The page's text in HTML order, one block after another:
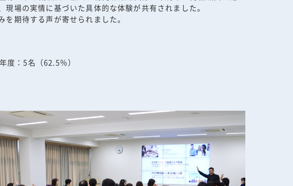
場の実情に基づいた具体的な体験が共有されました。
期待する声が寄せられました。
：5名（62.5％）